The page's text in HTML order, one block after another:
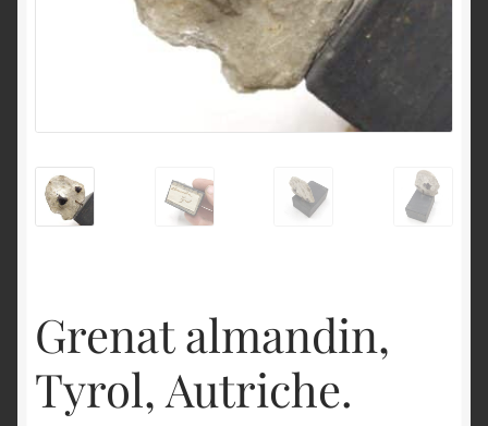
Grenat almandin,
Tyrol, Autriche.